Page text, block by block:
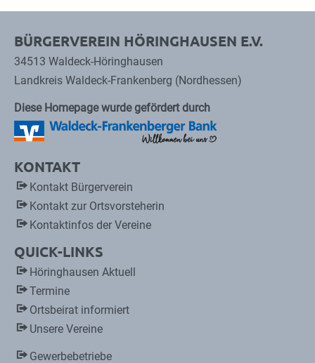
BÜRGERVEREIN HÖRINGHAUSEN E.V.
34513 Waldeck-Höringhausen
Landkreis Waldeck-Frankenberg (Nordhessen)
Diese Homepage wurde gefördert durch
KONTAKT
Kontakt Bürgerverein
Kontakt zur Ortsvorsteherin
Kontaktinfos der Vereine
QUICK-LINKS
Höringhausen Aktuell
Termine
Ortsbeirat informiert
Unsere Vereine
Gewerbebetriebe